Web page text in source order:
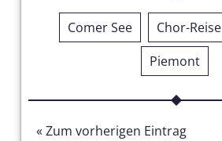
Comer See Chor-Reise
Piemont
« Zum vorherigen Eintrag